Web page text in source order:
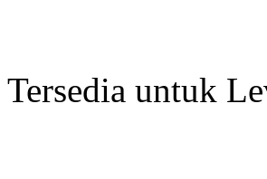
Tersedia untuk